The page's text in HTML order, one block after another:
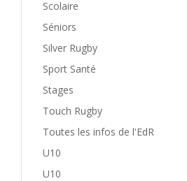
Scolaire
Séniors
Silver Rugby
Sport Santé
Stages
Touch Rugby
Toutes les infos de l'EdR
U10
U10